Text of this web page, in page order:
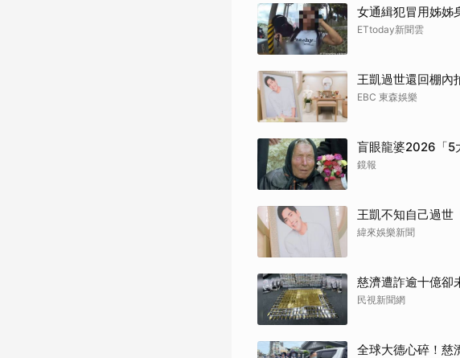
女通緝犯冒用姊
ETtoday新聞雲
王凱過世還回棚內
EBC 東森娛樂
盲眼龍婆2026「5
鏡報
王凱不知自己過世
緯來娛樂新聞
慈濟遭詐逾十億卻
民視新聞網
全球大德心碎！